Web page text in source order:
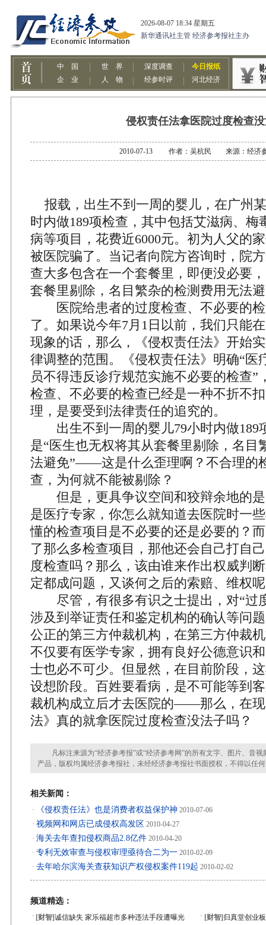
侵权责任法拿医院过度检查
2010-07-13 作者：吴杭民 来源：经济
报载，出生不到一周的婴儿，在广州
时内做189项检查，其中包括艾滋病、梅
病等项目，花费近6000元。初为人父的
被医院骗了。当记者向院方咨询时，院
查大多包含在一个套餐里，即便没必要
套餐里剔除，名目繁杂的检测费用无法
医院给患者的过度检查、不必要的检
了。如果说今年7月1日以前，我们只能
现象的话，那么，《侵权责任法》开始
律调整的范围。《侵权责任法》明确“医
员不得违反诊疗规范实施不必要的检查”
检查、不必要的检查已经是一种不折不
理，是要受到法律责任的追究的。
出生不到一周的婴儿79小时内做189
是“医生也无权将其从套餐里剔除，名目
法避免”——这是什么歪理啊？不合理的
查，为何就不能被剔除？
但是，更具争议空间和狡辩余地的是
是医疗专家，你怎么就知道去医院时一
懂的检查项目是不必要的还是必要的？
了那么多检查项目，那他还会自己打自
度检查吗？那么，该由谁来作出权威判
定都成问题，又谈何之后的索赔、维权
尽管，有很多有识之士提出，对“过
涉及到举证责任和鉴定机构的确认等问
公正的第三方仲裁机构，在第三方仲裁
不仅要有医学专家，拥有良好公德意识
士也必不可少。但显然，在目前阶段，
设想阶段。百姓要看病，是不可能等到
裁机构成立后才去医院的——那么，在
法》真的就拿医院过度检查没法子吗？
凡标注来源为“经济参考报”或“经济参考网”的所有文字、图片、音视
产品，版权均属经济参考报社，未经经济参考报社书面授权，不得以任
相关新闻：
· 《侵权责任法》也是消费者权益保护神 2010-07-06
· 视频网和网店已成侵权高发区 2010-04-27
· 海关去年查扣侵权商品2.8亿件 2010-04-20
· 专利无效审查与侵权审理亟待合二为一 2010-02-09
· 去年哈尔滨海关查获知识产权侵权案件119起 2010-02-02
频道精选：
· [财智]诚信缺失 家乐福超市多种违法手段遭曝光 · [财智] 归真堂创业